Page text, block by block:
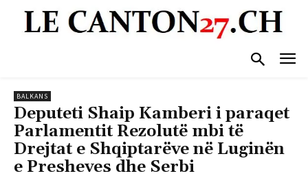
BALKANS
Deputeti Shaip Kamberi i paraqet
Parlamentit Rezolutë mbi të
Drejtat e Shqiptarëve në Luginën
e Presheves dhe Serbi